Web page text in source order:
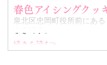
春色アイシングクッ
泉北区忠岡町役所前にあ
春色のダルマうさぎちゃ
続きを読む>